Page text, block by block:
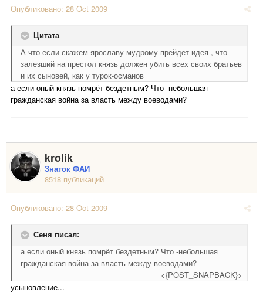
Опубликовано: 28 Oct 2009
Цитата
А что если скажем ярославу мудрому прейдет идея , что
залезший на престол князь должен убить всех своих братьев
и их сыновей, как у турок-османов
а если оный князь помрёт бездетным? Что -небольшая
гражданская война за власть между воеводами?
krolik
Знаток ФАИ
8518 публикаций
Опубликовано: 28 Oct 2009
Сеня писал:
а если оный князь помрёт бездетным? Что -небольшая
гражданская война за власть между воеводами?
<{POST_SNAPBACK}>
усыновление...